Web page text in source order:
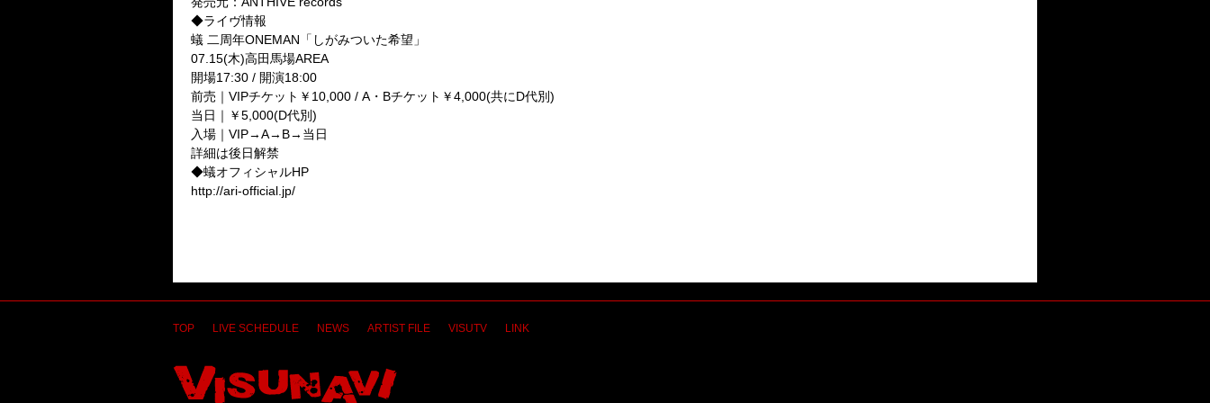
◆ライヴ情報
蟻 二周年ONEMAN「しがみついた希望」
07.15(木)高田馬場AREA
開場17:30 / 開演18:00
前売｜VIPチケット￥10,000 / A・Bチケット￥4,000(共にD代別)
当日｜￥5,000(D代別)
入場｜VIP→A→B→当日
詳細は後日解禁
◆蟻オフィシャルHP
http://ari-official.jp/
TOP LIVE SCHEDULE NEWS ARTIST FILE VISUTV LINK